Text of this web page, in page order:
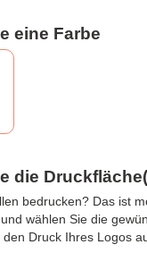
eine Farbe
die
bedrucken? Das ist
wählen Sie die
Druck Ihres Logos